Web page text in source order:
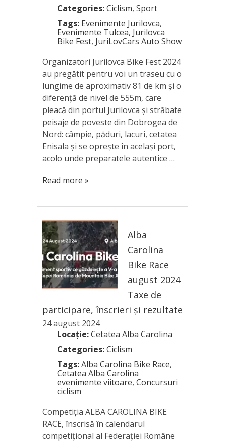
Categories:Ciclism, Sport
Tags: Evenimente Jurilovca,
Evenimente Tulcea, Jurilovca
Bike Fest, JuriLovCars Auto Show
Organizatori Jurilovca Bike Fest 2024
au pregătit pentru voi un traseu cu o
lungime de aproximativ 81 de km și o
diferență de nivel de 555m, care
pleacă din portul Jurilovca și străbate
peisaje de poveste din Dobrogea de
Nord: câmpie, păduri, lacuri, cetatea
Enisala și se oprește în același port,
acolo unde preparatele autentice …
Read more »
Alba
Carolina
Bike Race
august 2024
Taxe de
participare, înscrieri și rezultate
24 august 2024
Locație:Cetatea Alba Carolina
Categories:Ciclism
Tags:Alba Carolina Bike Race,
Cetatea Alba Carolina
evenimente viitoare, Concursuri
ciclism
Competiția ALBA CAROLINA BIKE
RACE, înscrisă în calendarul
competițional al Federației Române